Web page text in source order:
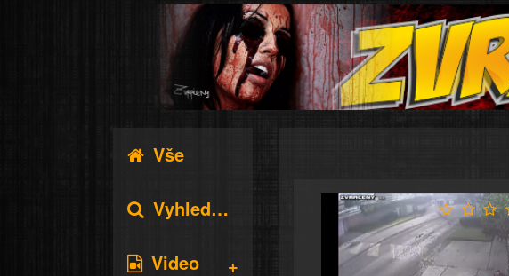
Vše
Vyhledávání
Video